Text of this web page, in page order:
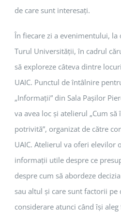
de care sunt interesați.
În fiecare zi a evenimentului, la
Turul Universității, în cadrul
să exploreze câteva dintre
UAIC. Punctul de întâlnire
„Informații” din Sala Pașilor
va avea loc și atelierul „Cum să
potrivită”, organizat de către
UAIC. Atelierul va oferi elevilor
informații utile despre ce
despre cum să abordeze
sau altul și care sunt factorii pe
considerare atunci când își